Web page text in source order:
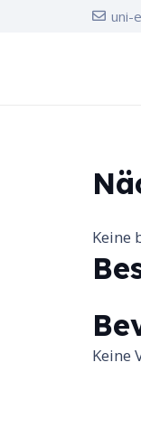
uni-
Keine
Keine